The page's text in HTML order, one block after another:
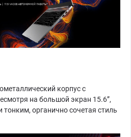
корпус с
на большой экран 15.6”,
тонким, органично сочетая стиль